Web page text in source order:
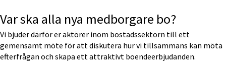
Var ska alla nya medborgare bo?
Vi bjuder därför er aktörer inom bostadssektorn till ett
gemensamt möte för att diskutera hur vi tillsammans kan möta
efterfrågan och skapa ett attraktivt boendeerbjudanden.